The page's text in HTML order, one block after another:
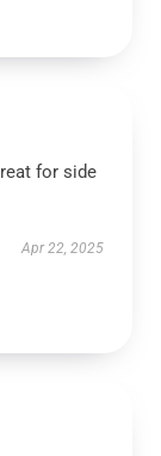
for side
Apr 22, 2025